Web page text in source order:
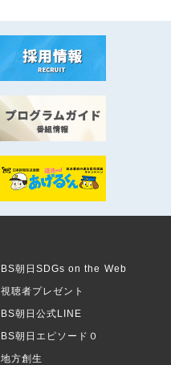
BS朝日SDGs on the Web
視聴者プレゼント
BS朝日公式LINE
BS朝日エピソード０
地方創生